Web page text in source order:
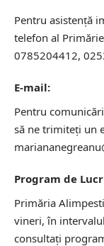
Pentru asistență
telefon al
0785204412,
E-mail:
Pentru
să ne trimiteți un
Program de
Primăria
vineri, în
consultați